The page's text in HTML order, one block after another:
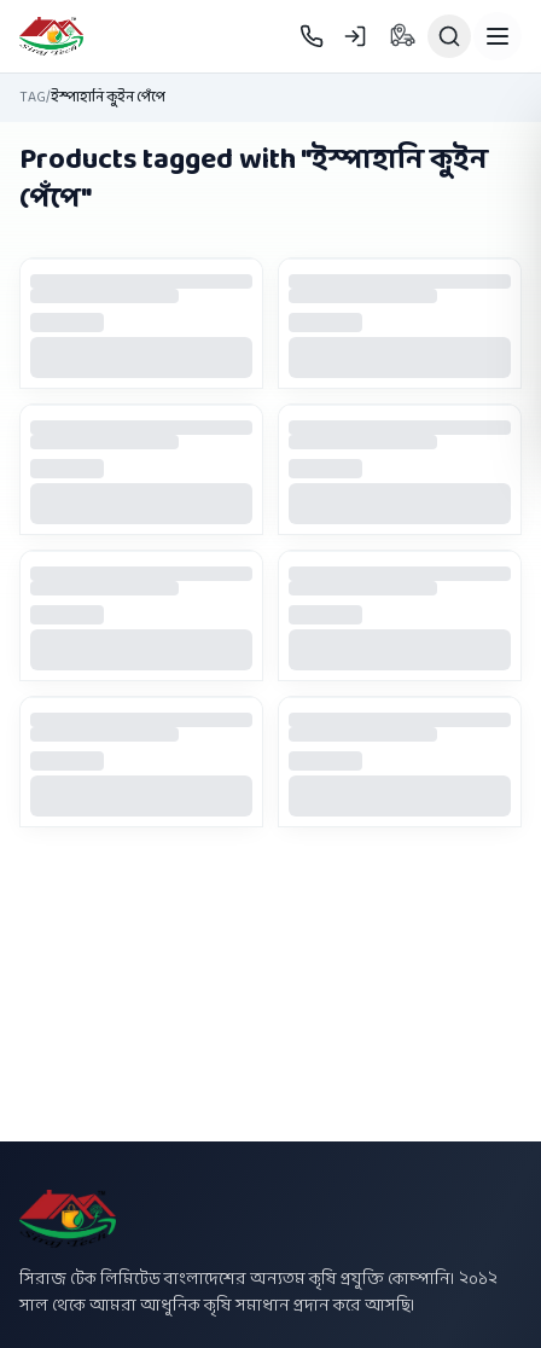
Skip to main content
TAG/ইস্পাহানি কুইন পেঁপে
Products tagged with "ইস্পাহানি কুইন
পেঁপে"
সিরাজ টেক লিমিটেড বাংলাদেশের অন্যতম কৃষি প্রযুক্তি কোম্পানি। ২০১২
সাল থেকে আমরা আধুনিক কৃষি সমাধান প্রদান করে আসছি।